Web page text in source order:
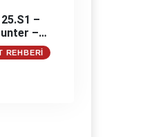
–
–
REHBERI